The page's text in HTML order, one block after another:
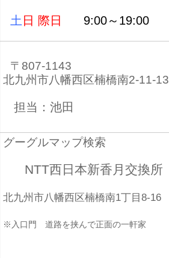
土 日 際日 9:00～19:00
〒807-1143
北九州市八幡西区楠橋南2-11-13
担当：池田
グーグルマップ検索
NTT西日本新香月交換所
北九州市八幡西区楠橋南1丁目8-16
※入口門 道路を挟んで正面の一軒家